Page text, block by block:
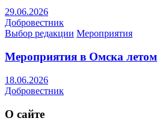
29.06.2026
Добровестник
Выбор редакции Мероприятия
Мероприятия в Омска летом
18.06.2026
Добровестник
О сайте